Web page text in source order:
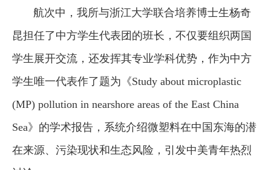
航次中，我所与浙江大学联合培养博士生杨奇
昆担任了中方学生代表团的班长，不仅要组织两国
学生展开交流，还发挥其专业学科优势，作为中方
学生唯一代表作了题为《Study about microplastic
(MP) pollution in nearshore areas of the East China
Sea》的学术报告，系统介绍微塑料在中国东海的潜
在来源、污染现状和生态风险，引发中美青年热烈